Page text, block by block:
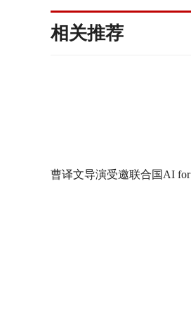
相关推荐
曹译文导演受邀联合国AI for